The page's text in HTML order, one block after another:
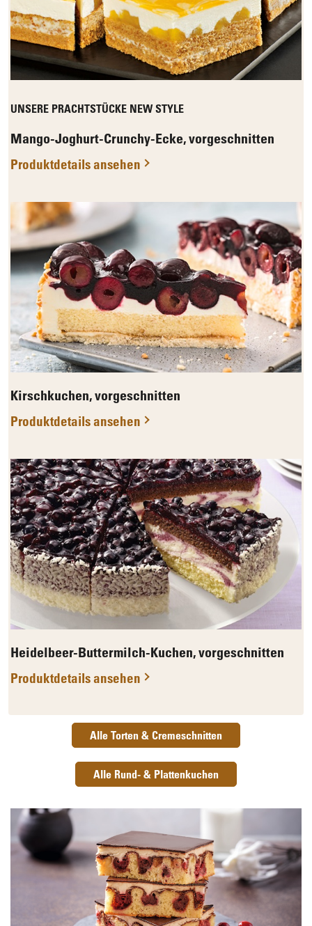
UNSERE PRACHTSTÜCKE NEW STYLE
Mango-Joghurt-Crunchy-Ecke, vorgeschnitten
Produktdetails ansehen
Kirschkuchen, vorgeschnitten
Produktdetails ansehen
Heidelbeer-Buttermilch-Kuchen, vorgeschnitten
Produktdetails ansehen
Alle Torten & Cremeschnitten
Alle Rund- & Plattenkuchen